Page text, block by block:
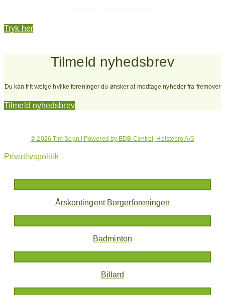
Tryk her
Tilmeld nyhedsbrev
Du kan frit vælge hvilke foreninger du ønsker at modtage nyheder fra fremover
Tilmeld nyhedsbrev
© 2026 Tim Sogn | Powered by EDB Centret, Holstebro A/S
Privatlivspolitik
Årskontingent Borgerforeningen
Badminton
Billard